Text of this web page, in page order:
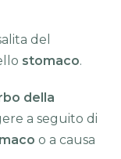
del
stomaco.
della
a seguito di
o a causa